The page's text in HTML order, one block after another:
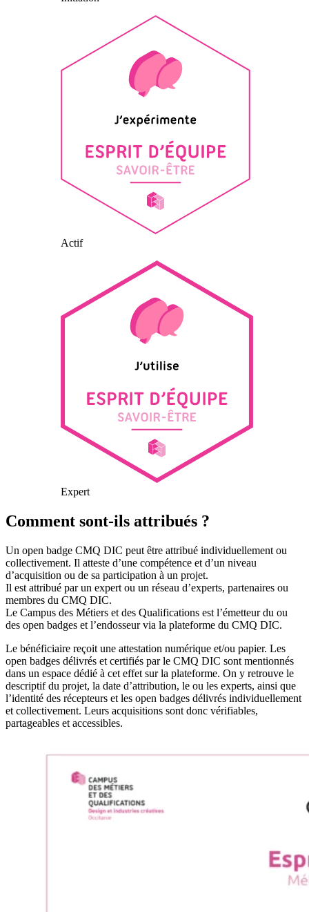
Actif
Expert
Comment sont-ils attribués ?
Un open badge CMQ DIC peut être attribué individuellement ou
collectivement. Il atteste d’une compétence et d’un niveau
d’acquisition ou de sa participation à un projet.
Il est attribué par un expert ou un réseau d’experts, partenaires ou
membres du CMQ DIC.
Le Campus des Métiers et des Qualifications est l’émetteur du ou
des open badges et l’endosseur via la plateforme du CMQ DIC.
Le bénéficiaire reçoit une attestation numérique et/ou papier. Les
open badges délivrés et certifiés par le CMQ DIC sont mentionnés
dans un espace dédié à cet effet sur la plateforme. On y retrouve le
descriptif du projet, la date d’attribution, le ou les experts, ainsi que
l’identité des récepteurs et les open badges délivrés individuellement
et collectivement. Leurs acquisitions sont donc vérifiables,
partageables et accessibles.